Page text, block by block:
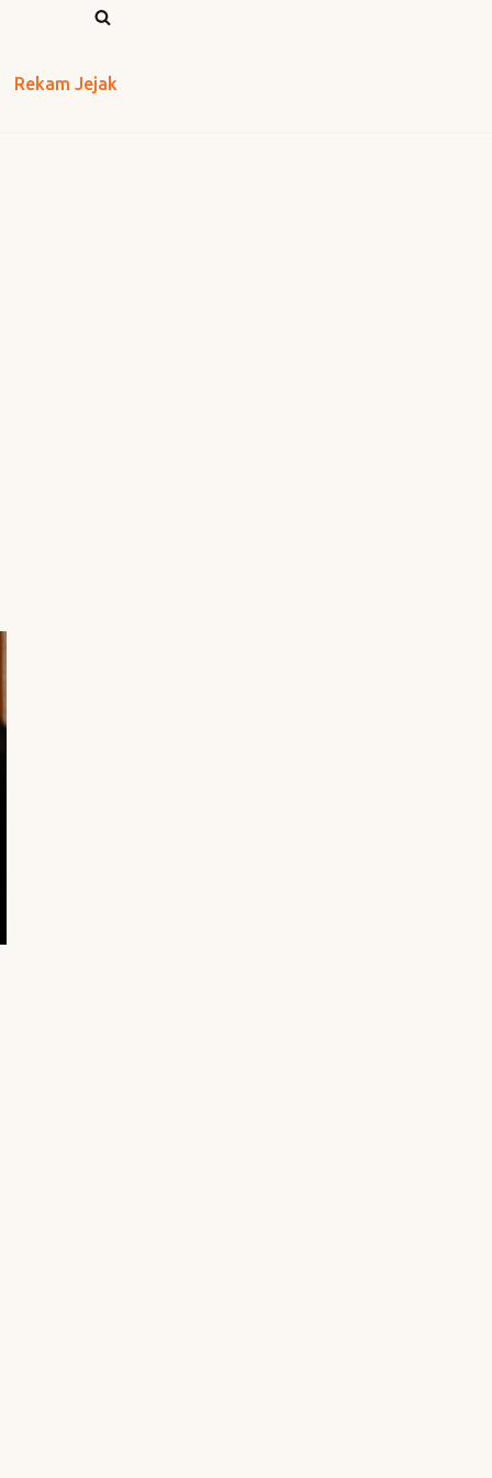
Rekam Jejak